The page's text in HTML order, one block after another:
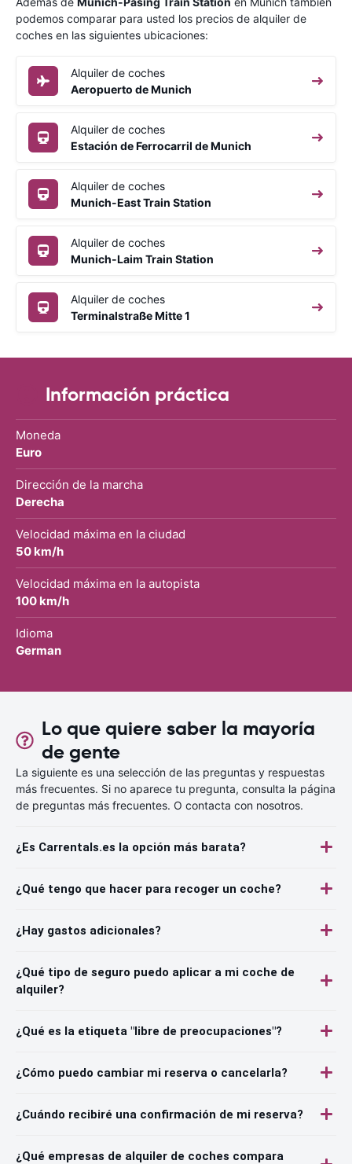
podemos comparar para usted los precios de alquiler de
coches en las siguientes ubicaciones:
Alquiler de coches
Aeropuerto de Munich
Alquiler de coches
Estación de Ferrocarril de Munich
Alquiler de coches
Munich-East Train Station
Alquiler de coches
Munich-Laim Train Station
Alquiler de coches
Terminalstraße Mitte 1
Información práctica
Moneda
Euro
Dirección de la marcha
Derecha
Velocidad máxima en la ciudad
50 km/h
Velocidad máxima en la autopista
100 km/h
Idioma
German
Lo que quiere saber la mayoría
de gente
La siguiente es una selección de las preguntas y respuestas
más frecuentes. Si no aparece tu pregunta, consulta la página
de preguntas más frecuentes. O contacta con nosotros.
¿Es Carrentals.es la opción más barata?
¿Qué tengo que hacer para recoger un coche?
¿Hay gastos adicionales?
¿Qué tipo de seguro puedo aplicar a mi coche de
alquiler?
¿Qué es la etiqueta "libre de preocupaciones"?
¿Cómo puedo cambiar mi reserva o cancelarla?
¿Cuándo recibiré una confirmación de mi reserva?
¿Qué empresas de alquiler de coches compara